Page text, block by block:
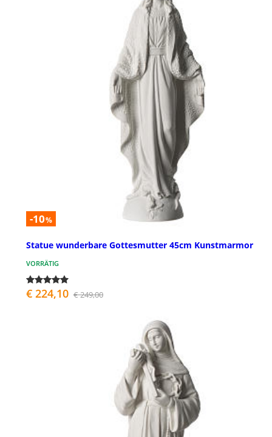
-10%
Statue wunderbare Gottesmutter 45cm Kunstmarmor
VORRÄTIG
€ 224,10 € 249,00